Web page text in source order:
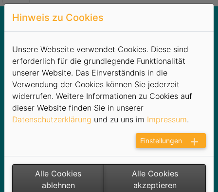
Produkte→SILBERSTROM
SILBERSTROM-
Hausverwaltungen
Kurze Wege und Vertrauen sind für unsere
Hausverwalter und Großvermieter wichtige Bausteine
in der Zusammenarbeit; Optimierung und
Vereinfachungen von Prozessen bringen Sie aber noch
ein gutes Stück weiter und sparen Kosten und
Die Stadtwerke Schneeberg GmbH bietet verschiedene
Rahmenvereinbarungen an – auch langfristige 1:1
Eindeckungen sind selbstverständlich möglich. Egal ob
Hinweis zu Cookies
Unsere Webseite verwendet Cookies. Diese sind
erforderlich für die grundlegende Funktionalität
unserer Website. Das Einverständnis in die
Verwendung der Cookies können Sie jederzeit
widerrufen. Weitere Informationen zu Cookies auf
dieser Website finden Sie in unserer
Datenschutzerklärung und zu uns im Impressum.
Einstellungen
Alle Cookies
ablehnen
Alle Cookies
akzeptieren